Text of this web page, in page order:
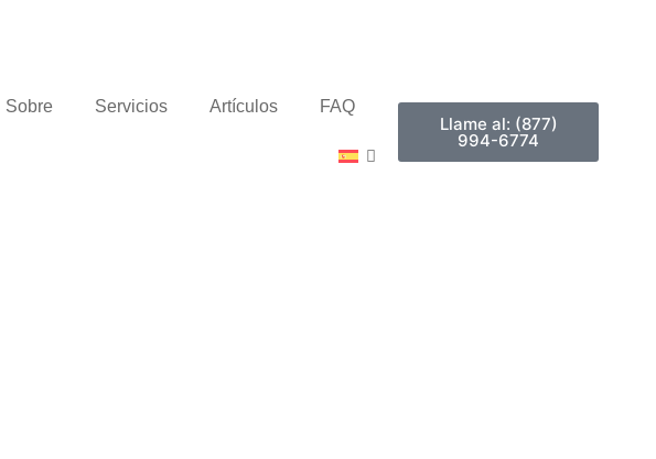
Sobre Servicios Artículos FAQ
Llame al: (877)
994-6774